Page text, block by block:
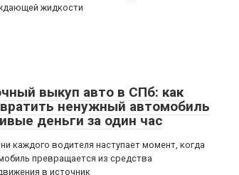
жидкости
выкуп авто в СПб: как
ненужный автомобиль
деньги за один час
каждого водителя наступает момент, когда
превращается из средства
в источник